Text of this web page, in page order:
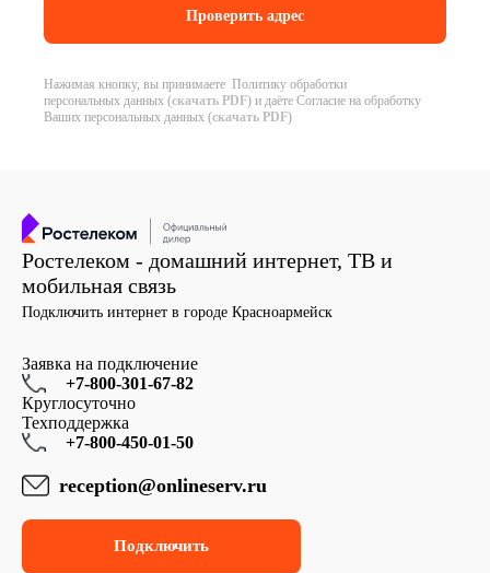
Нажимая кнопку, вы принимаете Политику обработки
персональных данных (скачать PDF) и даёте Согласие на обработку
Ваших персональных данных (скачать PDF)
Ростелеком - домашний интернет, ТВ и
мобильная связь
Подключить интернет в городе Красноармейск
Заявка на подключение
+7-800-301-67-82
Круглосуточно
Техподдержка
+7-800-450-01-50
reception@onlineserv.ru
Подключить